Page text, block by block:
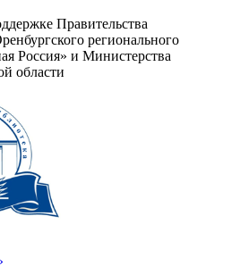
Правительства
регионального
Россия» и Министерства
области